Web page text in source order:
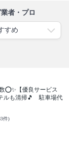
者・プロ
⭕✨【優良サービス
ルも清掃🎵 駐車場代
件)